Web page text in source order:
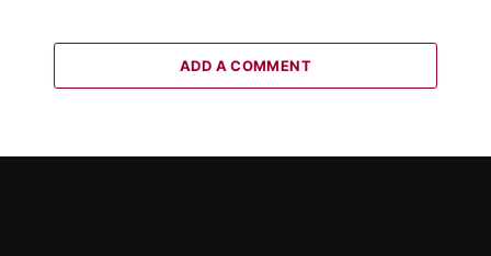
ADD A COMMENT